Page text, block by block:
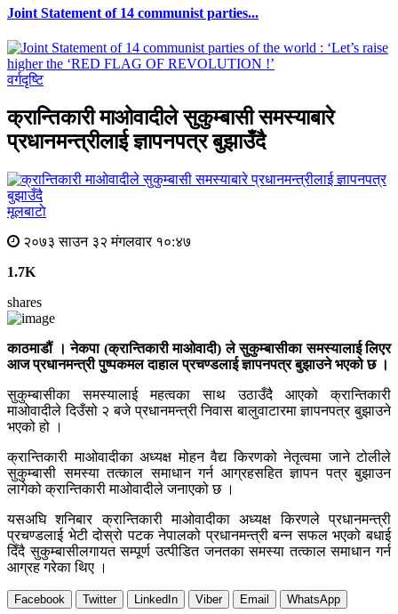
Joint Statement of 14 communist parties...
वर्गदृष्टि
क्रान्तिकारी माओवादीले सुकुम्बासी समस्याबारे
प्रधानमन्त्रीलाई ज्ञापनपत्र बुझाउँदै
मूलबाटाे
२०७३ साउन ३२ मंगलवार १०:४७
1.7K
shares
काठमाडौं । नेकपा (क्रान्तिकारी माओवादी) ले सुकुम्बासीका समस्यालाई लिएर
आज प्रधानमन्त्री पुष्पकमल दाहाल प्रचण्डलाई ज्ञापनपत्र बुझाउने भएको छ ।
सुकुम्बासीका समस्यालाई महत्वका साथ उठाउँदै आएको क्रान्तिकारी
माओवादीले दिउँसो २ बजे प्रधानमन्त्री निवास बालुवाटारमा ज्ञापनपत्र बुझाउने
भएको हो ।
क्रान्तिकारी माओवादीका अध्यक्ष मोहन वैद्य किरणको नेतृत्वमा जाने टोलीले
सुकुम्बासी समस्या तत्काल समाधान गर्न आग्रहसहित ज्ञापन पत्र बुझाउन
लागेको क्रान्तिकारी माओवादीले जनाएको छ ।
यसअघि शनिबार क्रान्तिकारी माओवादीका अध्यक्ष किरणले प्रधानमन्त्री
प्रचण्डलाई भेटी दोस्रो पटक नेपालको प्रधानमन्त्री बन्न सफल भएको बधाई
दिँदै सुकुम्बासीलगायत सम्पूर्ण उत्पीडित जनतका समस्या तत्काल समाधान गर्न
आग्रह गरेका थिए ।
Facebook Twitter LinkedIn Viber Email WhatsApp